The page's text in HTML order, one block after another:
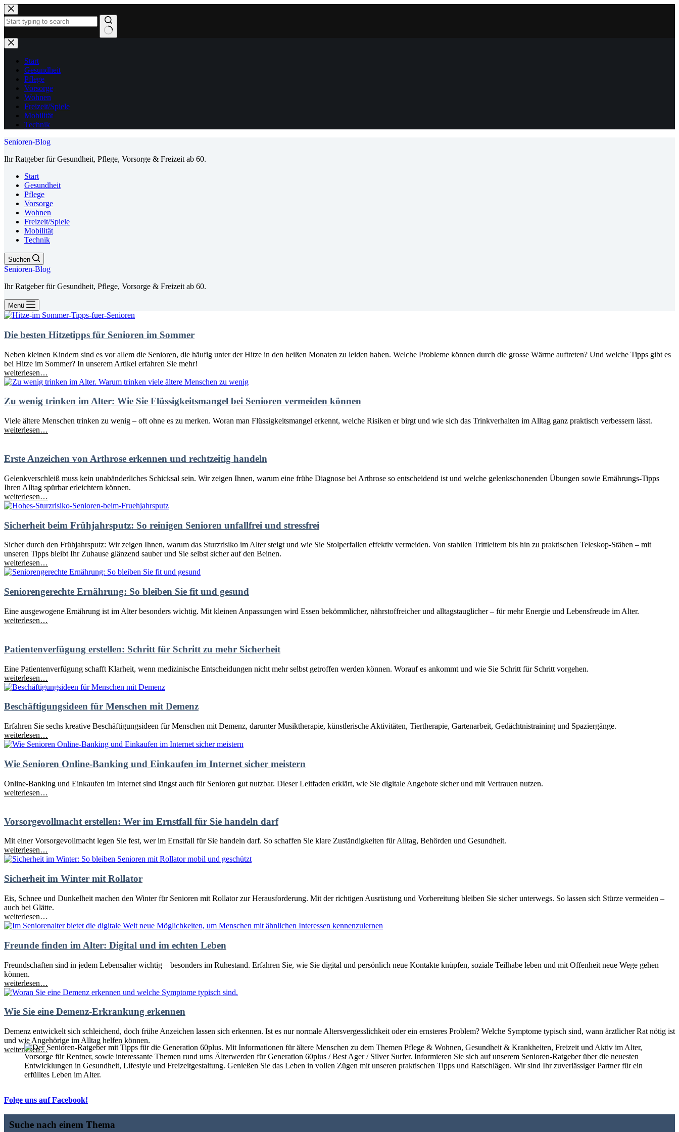
Zum
Inhalt
springen
Keine
Ergebnisse
Start
Gesundheit
Pflege
Vorsorge
Wohnen
Freizeit/Spiele
Mobilität
Technik
Senioren-Blog
Ihr Ratgeber für Gesundheit, Pflege, Vorsorge & Freizeit ab 60.
Start
Gesundheit
Pflege
Vorsorge
Wohnen
Freizeit/Spiele
Mobilität
Technik
Suchen
Senioren-Blog
Ihr Ratgeber für Gesundheit, Pflege, Vorsorge & Freizeit ab 60.
Menü
Die besten Hitzetipps für Senioren im Sommer
Neben kleinen Kindern sind es vor allem die Senioren, die häufig unter der Hitze in den heißen Monaten zu leiden haben. Welche Probleme können durch die grosse Wärme auftreten? Und welche Tipps gibt es
bei Hitze im Sommer? In unserem Artikel erfahren Sie mehr!
weiterlesen…
Zu wenig trinken im Alter: Wie Sie Flüssigkeitsmangel bei Senioren vermeiden können
Viele ältere Menschen trinken zu wenig – oft ohne es zu merken. Woran man Flüssigkeitsmangel erkennt, welche Risiken er birgt und wie sich das Trinkverhalten im Alltag ganz praktisch verbessern lässt.
weiterlesen…
Erste Anzeichen von Arthrose erkennen und rechtzeitig handeln
Gelenkverschleiß muss kein unabänderliches Schicksal sein. Wir zeigen Ihnen, warum eine frühe Diagnose bei Arthrose so entscheidend ist und welche gelenkschonenden Übungen sowie Ernährungs-Tipps
Ihren Alltag spürbar erleichtern können.
weiterlesen…
Sicherheit beim Frühjahrsputz: So reinigen Senioren unfallfrei und stressfrei
Sicher durch den Frühjahrsputz: Wir zeigen Ihnen, warum das Sturzrisiko im Alter steigt und wie Sie Stolperfallen effektiv vermeiden. Von stabilen Trittleitern bis hin zu praktischen Teleskop-Stäben – mit
unseren Tipps bleibt Ihr Zuhause glänzend sauber und Sie selbst sicher auf den Beinen.
weiterlesen…
Seniorengerechte Ernährung: So bleiben Sie fit und gesund
Eine ausgewogene Ernährung ist im Alter besonders wichtig. Mit kleinen Anpassungen wird Essen bekömmlicher, nährstoffreicher und alltagstauglicher – für mehr Energie und Lebensfreude im Alter.
weiterlesen…
Patientenverfügung erstellen: Schritt für Schritt zu mehr Sicherheit
Eine Patientenverfügung schafft Klarheit, wenn medizinische Entscheidungen nicht mehr selbst getroffen werden können. Worauf es ankommt und wie Sie Schritt für Schritt vorgehen.
weiterlesen…
Beschäftigungsideen für Menschen mit Demenz
Erfahren Sie sechs kreative Beschäftigungsideen für Menschen mit Demenz, darunter Musiktherapie, künstlerische Aktivitäten, Tiertherapie, Gartenarbeit, Gedächtnistraining und Spaziergänge.
weiterlesen…
Wie Senioren Online-Banking und Einkaufen im Internet sicher meistern
Online-Banking und Einkaufen im Internet sind längst auch für Senioren gut nutzbar. Dieser Leitfaden erklärt, wie Sie digitale Angebote sicher und mit Vertrauen nutzen.
weiterlesen…
Vorsorgevollmacht erstellen: Wer im Ernstfall für Sie handeln darf
Mit einer Vorsorgevollmacht legen Sie fest, wer im Ernstfall für Sie handeln darf. So schaffen Sie klare Zuständigkeiten für Alltag, Behörden und Gesundheit.
weiterlesen…
Sicherheit im Winter mit Rollator
Eis, Schnee und Dunkelheit machen den Winter für Senioren mit Rollator zur Herausforderung. Mit der richtigen Ausrüstung und Vorbereitung bleiben Sie sicher unterwegs. So lassen sich Stürze vermeiden –
auch bei Glätte.
weiterlesen…
Freunde finden im Alter: Digital und im echten Leben
Freundschaften sind in jedem Lebensalter wichtig – besonders im Ruhestand. Erfahren Sie, wie Sie digital und persönlich neue Kontakte knüpfen, soziale Teilhabe leben und mit Offenheit neue Wege gehen
können.
weiterlesen…
Wie Sie eine Demenz-Erkrankung erkennen
Demenz entwickelt sich schleichend, doch frühe Anzeichen lassen sich erkennen. Ist es nur normale Altersvergesslichkeit oder ein ernsteres Problem? Welche Symptome typisch sind, wann ärztlicher Rat nötig ist
und wie Angehörige im Alltag helfen können.
weiterlesen…
Folge uns auf Facebook!
Suche nach einem Thema